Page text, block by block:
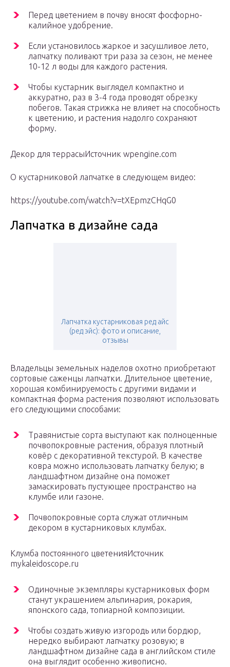
Перед цветением в почву вносят фосфорно-
калийное удобрение.
Если установилось жаркое и засушливое лето,
лапчатку поливают три раза за сезон, не менее
10-12 л воды для каждого растения.
Чтобы кустарник выглядел компактно и
аккуратно, раз в 3-4 года проводят обрезку
побегов. Такая стрижка не влияет на способность
к цветению, и растения надолго сохраняют
форму.
Декор для террасыИсточник wpengine.com
О кустарниковой лапчатке в следующем видео:
https://youtube.com/watch?v=tXEpmzCHqG0
Лапчатка в дизайне сада
Лапчатка кустарниковая ред айс
(ред эйс): фото и описание,
отзывы
Владельцы земельных наделов охотно приобретают
сортовые саженцы лапчатки. Длительное цветение,
хорошая комбинируемость с другими видами и
компактная форма растения позволяют использовать
его следующими способами:
Травянистые сорта выступают как полноценные
почвопокровные растения, образуя плотный
ковёр с декоративной текстурой. В качестве
ковра можно использовать лапчатку белую; в
ландшафтном дизайне она поможет
замаскировать пустующее пространство на
клумбе или газоне.
Почвопокровные сорта служат отличным
декором в кустарниковых клумбах.
Клумба постоянного цветенияИсточник
mykaleidoscope.ru
Одиночные экземпляры кустарниковых форм
станут украшением альпинария, рокария,
японского сада, топиарной композиции.
Чтобы создать живую изгородь или бордюр,
нередко выбирают лапчатку розовую; в
ландшафтном дизайне сада в английском стиле
она выглядит особенно живописно.